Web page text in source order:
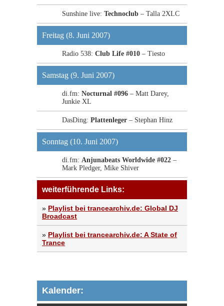
Sunshine live: Technoclub – Talla 2XLC
Freitag (8. Juni 2007)
Radio 538: Club Life #010 – Tiesto
Samstag (9. Juni 2007)
di.fm: Nocturnal #096 – Matt Darey,
Junkie XL
DasDing: Plattenleger – Stephan Hinz
Sonntag (10. Juni 2007)
di.fm: Anjunabeats Worldwide #022 –
Mark Pledger, Mike Shiver
weiterführende Links:
» Playlist bei trancearchiv.de: Global DJ
Broadcast
» Playlist bei trancearchiv.de: A State of
Trance
Kalender: